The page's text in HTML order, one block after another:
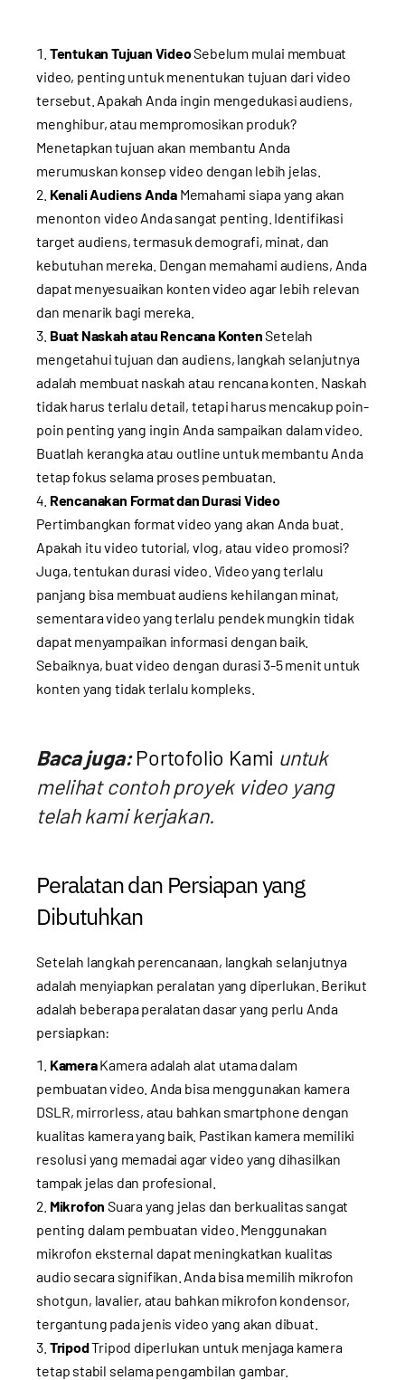
Tentukan Tujuan VideoSebelum mulai membuat
video, penting untuk menentukan tujuan dari video
tersebut. Apakah Anda ingin mengedukasi audiens,
menghibur, atau mempromosikan produk?
Menetapkan tujuan akan membantu Anda
merumuskan konsep video dengan lebih jelas.
Kenali Audiens AndaMemahami siapa yang akan
menonton video Anda sangat penting. Identifikasi
target audiens, termasuk demografi, minat, dan
kebutuhan mereka. Dengan memahami audiens, Anda
dapat menyesuaikan konten video agar lebih relevan
dan menarik bagi mereka.
Buat Naskah atau Rencana KontenSetelah
mengetahui tujuan dan audiens, langkah selanjutnya
adalah membuat naskah atau rencana konten. Naskah
tidak harus terlalu detail, tetapi harus mencakup poin-
poin penting yang ingin Anda sampaikan dalam video.
Buatlah kerangka atau outline untuk membantu Anda
tetap fokus selama proses pembuatan.
Rencanakan Format dan Durasi Video
Pertimbangkan format video yang akan Anda buat.
Apakah itu video tutorial, vlog, atau video promosi?
Juga, tentukan durasi video. Video yang terlalu
panjang bisa membuat audiens kehilangan minat,
sementara video yang terlalu pendek mungkin tidak
dapat menyampaikan informasi dengan baik.
Sebaiknya, buat video dengan durasi 3-5 menit untuk
konten yang tidak terlalu kompleks.
Baca juga: Portofolio Kami untuk
melihat contoh proyek video yang
telah kami kerjakan.
Peralatan dan Persiapan yang
Dibutuhkan
Setelah langkah perencanaan, langkah selanjutnya
adalah menyiapkan peralatan yang diperlukan. Berikut
adalah beberapa peralatan dasar yang perlu Anda
persiapkan:
KameraKamera adalah alat utama dalam
pembuatan video. Anda bisa menggunakan kamera
DSLR, mirrorless, atau bahkan smartphone dengan
kualitas kamera yang baik. Pastikan kamera memiliki
resolusi yang memadai agar video yang dihasilkan
tampak jelas dan profesional.
Mikrofon Suara yang jelas dan berkualitas sangat
penting dalam pembuatan video. Menggunakan
mikrofon eksternal dapat meningkatkan kualitas
audio secara signifikan. Anda bisa memilih mikrofon
shotgun, lavalier, atau bahkan mikrofon kondensor,
tergantung pada jenis video yang akan dibuat.
TripodTripod diperlukan untuk menjaga kamera
tetap stabil selama pengambilan gambar.